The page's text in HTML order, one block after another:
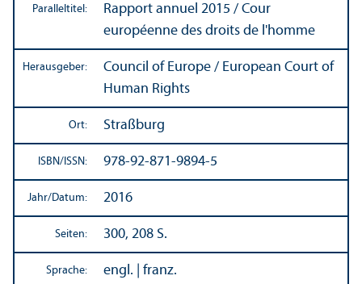
Paralleltitel:
Rapport annuel 2015 / Cour
européenne des droits de l'homme
Herausgeber:
Council of Europe / European Court of
Human Rights
Ort: Straßburg
ISBN/ ISSN: 978-92-871-9894-5
Jahr/Datum: 2016
Seiten: 300, 208 S.
Sprache: engl. | franz.